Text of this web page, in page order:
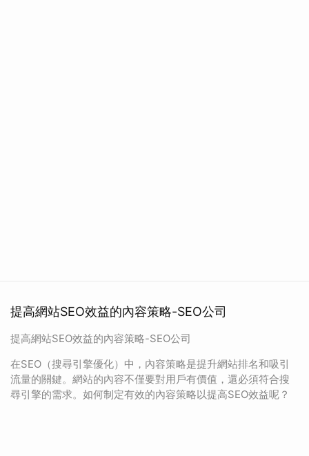
提高網站SEO效益的內容策略-SEO公司
提高網站SEO效益的內容策略-SEO公司
在SEO（搜尋引擎優化）中，內容策略是提升網站排名和吸引
流量的關鍵。網站的內容不僅要對用戶有價值，還必須符合搜
尋引擎的需求。如何制定有效的內容策略以提高SEO效益呢？